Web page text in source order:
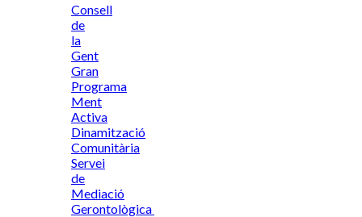
Consell
de
la
Gent
Gran
Programa
Ment
Activa
Dinamització
Comunitària
Servei
de
Mediació
Gerontològica